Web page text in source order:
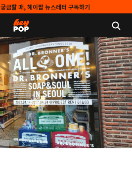
금할 때, 헤이팝 뉴스레터 구독하기